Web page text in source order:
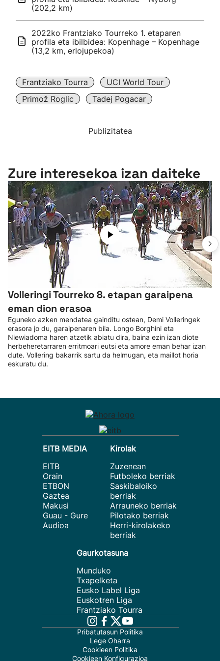
(202,2 km)
2022ko Frantziako Tourreko 1. etaparen
profila eta ibilbidea: Kopenhage – Kopenhage
(13,2 km, erlojupekoa)
Frantziako Tourra
UCI World Tour
Primož Roglic
Tadej Pogacar
Publizitatea
Zure interesekoa izan daiteke
Volleringi Tourreko 8. etapan garaipena
eman dion erasoa
Eguneko azken mendatea gainditu ostean, Demi Volleringek
erasora jo du, garaipenaren bila. Longo Borghini eta
Niewiadoma haren atzetik abiatu dira, baina ezin izan diote
herbeheretarraren erritmoari eutsi eta amore eman behar izan
dute. Vollering bakarrik sartu da helmugan, eta maillot horia
eskuratu du.
EITB MEDIA
EITB
Orain
ETBON
Gaztea
Makusi
Guau - Gure
Audioa
Kirolak
Zuzenean
Futboleko berriak
Saskibaloiko
berriak
Arrauneko berriak
Pilotako berriak
Herri-kirolakeko
berriak
Gaurkotasuna
Munduko
Txapelketa
Eusko Label Liga
Euskotren Liga
Frantziako Tourra
Pribatutasun Politika
Lege Oharra
Cookieen Politika
Cookieen Konfigurazioa